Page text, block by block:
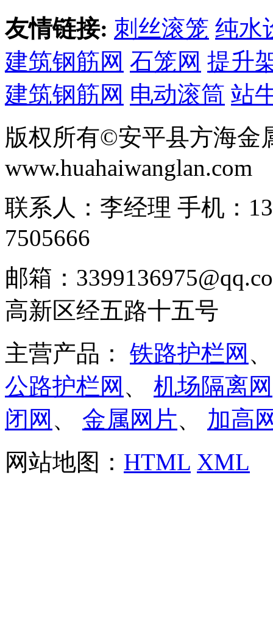
友情链接: 刺丝滚笼 纯水
建筑钢筋网 石笼网 提升
建筑钢筋网 电动滚筒 站
版权所有©安平县方海金
www.huahaiwanglan.com
联系人：李经理 手机：
7505666
邮箱：
高新区经五路十五号
主营产品： 铁路护栏网
公路护栏网 、 机场隔离网
闭网 、 金属网片、 加高
网站地图： HTML XML